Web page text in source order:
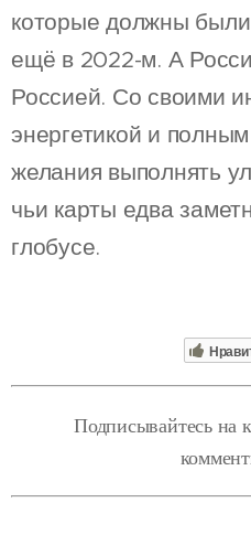
которые должны
ещё в 2022-м. А
Россией. Со своими
энергетикой и
желания выполнять
чьи карты едва
глобусе.
Подписывайтесь на